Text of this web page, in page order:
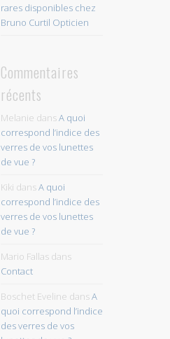
rares disponibles chez
Bruno Curtil Opticien
Commentaires
récents
Melanie dansA quoi
correspond l’indice des
verres de vos lunettes
de vue ?
Kiki dansA quoi
correspond l’indice des
verres de vos lunettes
de vue ?
Mario Fallasdans
Contact
Boschet Eveline dansA
quoi correspond l’indice
des verres de vos